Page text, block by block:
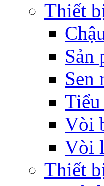
Thiết
Sản
Sen
Vòi
Vòi
Thiết